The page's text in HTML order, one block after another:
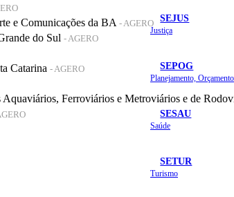
SEJUS
Justiça
SEPOG
SESAU
Saúde
SETUR
Turismo
e Comunicações da BA - AGERO
do Sul - AGERO
Catarina - AGERO
Ferroviários e Metroviários e de